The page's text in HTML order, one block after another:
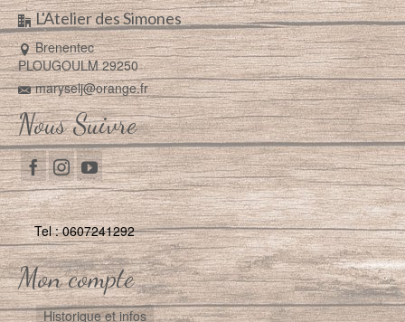
L'Atelier des Simones
Brenentec
PLOUGOULM 29250
maryselj@orange.fr
Nous Suivre
Tel : 0607241292
Mon compte
Historique et infos